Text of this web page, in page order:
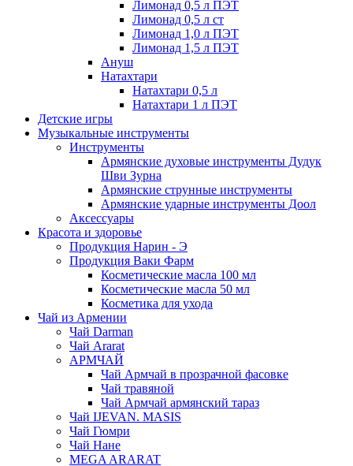
Лимонад 0,5 л ПЭТ
Лимонад 0,5 л ст
Лимонад 1,0 л ПЭТ
Лимонад 1,5 л ПЭТ
Ануш
Натахтари
Натахтари 0,5 л
Натахтари 1 л ПЭТ
Детские игры
Музыкальные инструменты
Инструменты
Армянские духовые инструменты Дудук
Шви Зурна
Армянские струнные инструменты
Армянские ударные инструменты Доол
Аксессуары
Красота и здоровье
Продукция Нарин - Э
Продукция Ваки Фарм
Косметические масла 100 мл
Косметические масла 50 мл
Косметика для ухода
Чай из Армении
Чай Darman
Чай Ararat
АРМЧАЙ
Чай Армчай в прозрачной фасовке
Чай травяной
Чай Армчай армянский тараз
Чай IJEVAN. MASIS
Чай Гюмри
Чай Нане
MEGA ARARAT